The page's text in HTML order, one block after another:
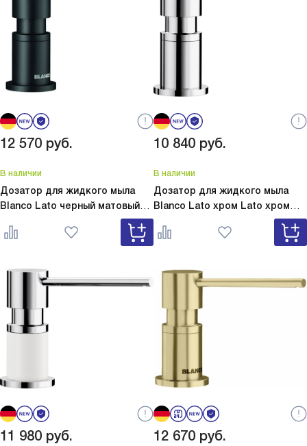
12 570 руб.
В наличии
Дозатор для жидкого мыла
Blanco Lato черный матовый
Lato черный матовый 525789
10 840 руб.
В наличии
Дозатор для жидкого мыла
Blanco Lato хром Lato хром
11 980 руб. 12 670 руб.